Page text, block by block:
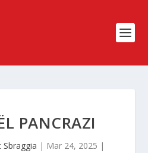
PANCRAZI
| Mar 24, 2025 |